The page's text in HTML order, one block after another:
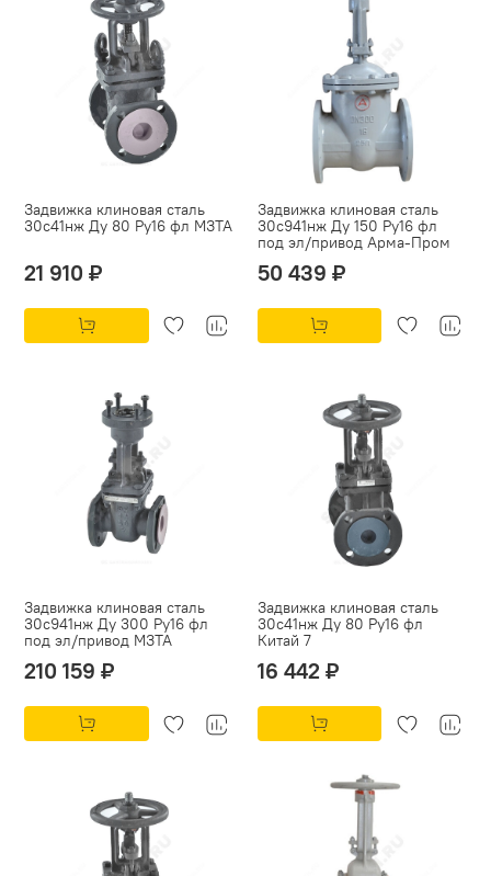
Задвижка клиновая сталь
30с41нж Ду 80 Ру16 фл МЗТА
21 910 ₽
Задвижка клиновая сталь
30с941нж Ду 150 Ру16 фл
под эл/привод Арма-Пром
50 439 ₽
Задвижка клиновая сталь
30с941нж Ду 300 Ру16 фл
под эл/привод МЗТА
210 159 ₽
Задвижка клиновая сталь
30с41нж Ду 80 Ру16 фл
Китай 7
16 442 ₽